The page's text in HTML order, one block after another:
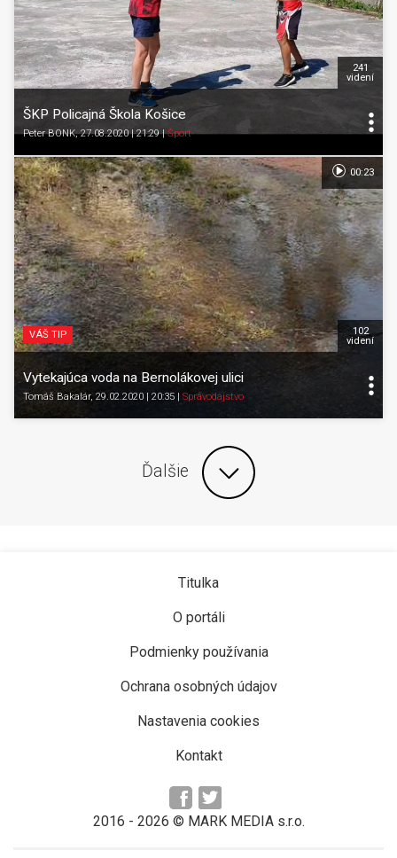
ŠKP Policajná Škola Košice
Peter BONK, 27.08.2020 | 21:29|Šport
241
videní
VÁŠ TIP
Vytekajúca voda na Bernolákovej ulici
Tomáš Bakalár, 29.02.2020 | 20:35 | Spravodajstvo
102
videní
00:23
Ďalšie
Titulka
O portáli
Podmienky používania
Ochrana osobných údajov
Nastavenia cookies
Kontakt
2016 - 2026 © MARK MEDIA s.r.o.